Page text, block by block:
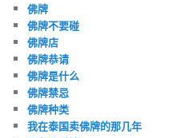
佛牌
佛牌不要碰
佛牌店
佛牌恭请
佛牌是什么
佛牌禁忌
佛牌种类
我在泰国卖佛牌的那几年